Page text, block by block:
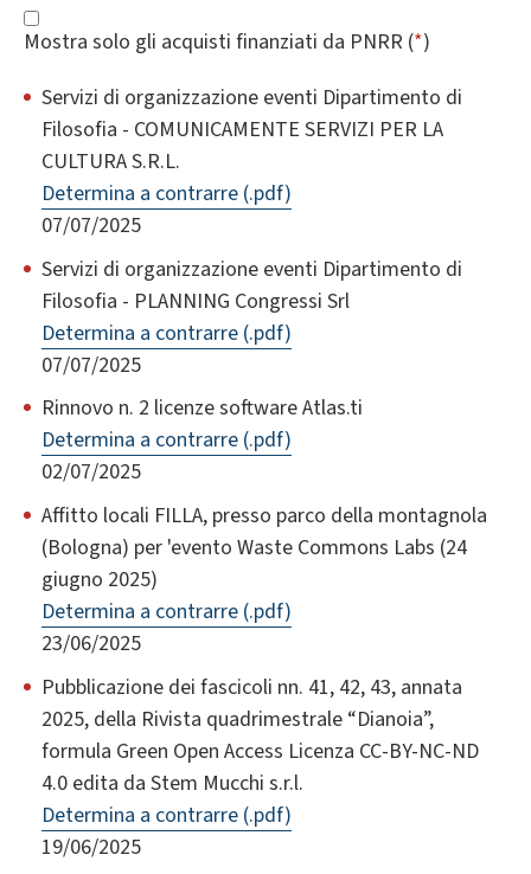
Mostra solo gli acquisti finanziati da PNRR (*)
Servizi di organizzazione eventi Dipartimento di
Filosofia - COMUNICAMENTE SERVIZI PER LA
CULTURA S.R.L.
Determina a contrarre (.pdf)
07/07/2025
Servizi di organizzazione eventi Dipartimento di
Filosofia - PLANNING Congressi Srl
Determina a contrarre (.pdf)
07/07/2025
Rinnovo n. 2 licenze software Atlas.ti
Determina a contrarre (.pdf)
02/07/2025
Affitto locali FILLA, presso parco della montagnola
(Bologna) per 'evento Waste Commons Labs (24
giugno 2025)
Determina a contrarre (.pdf)
23/06/2025
Pubblicazione dei fascicoli nn. 41, 42, 43, annata
2025, della Rivista quadrimestrale “Dianoia”,
formula Green Open Access Licenza CC-BY-NC-ND
4.0 edita da Stem Mucchi s.r.l.
Determina a contrarre (.pdf)
19/06/2025